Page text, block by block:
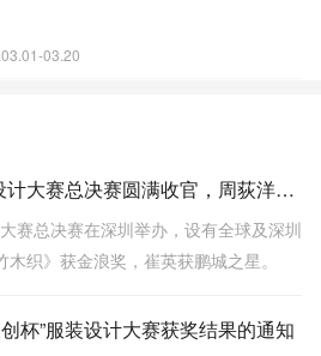
03.20
第十五届“大浪杯”女装设计大赛总决赛圆满收官，周荻洋凭借作品《长物·竹木织》拔得头筹
赛总决赛在深圳举办，设有全球及深圳
织》获金浪奖，崔英获鹏城之星。
杯”服装设计大赛获奖结果的通知